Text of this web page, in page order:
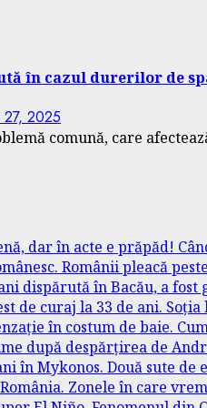
în cazul durerilor de
27, 2025
comună, care
dar în acte e prăpăd!
Românii pleacă
dispărută în Bacău, a
de curaj la 33 de ani.
în costum de baie.
după despărțirea de
în Mykonos. Două sute de
Zonele în care